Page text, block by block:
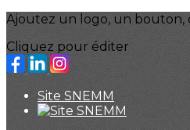
Ajoutez un logo, un bouton,
Cliquez pour éditer
Site SNEMM